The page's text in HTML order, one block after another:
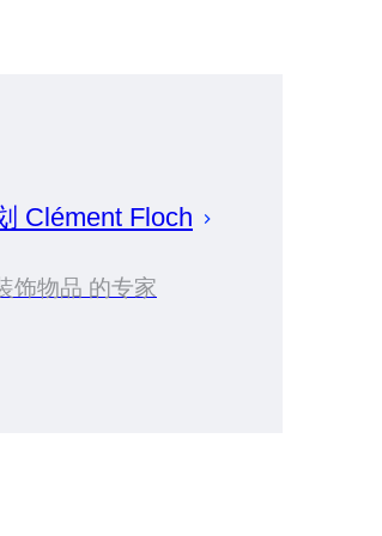
Clément Floch
饰物品 的专家